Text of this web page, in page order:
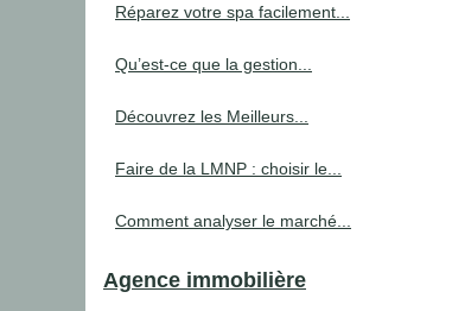
Réparez votre spa facilement...
Qu’est-ce que la gestion...
Découvrez les Meilleurs...
Faire de la LMNP : choisir le...
Comment analyser le marché...
Agence immobilière